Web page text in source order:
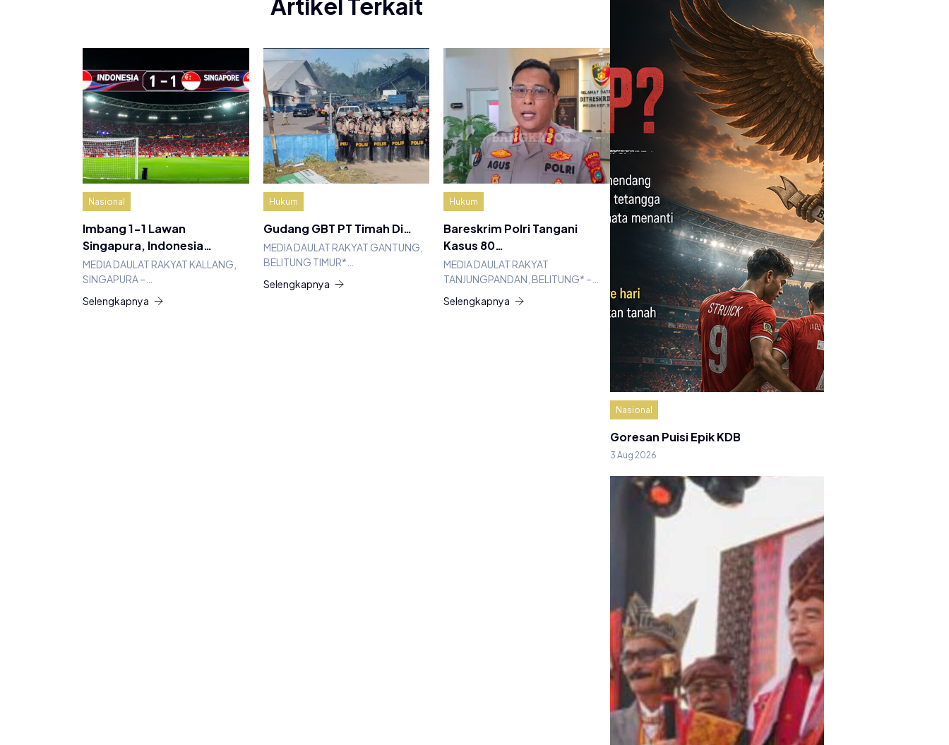
Nasional
Imbang 1-1 Lawan
Singapura, Indonesia…
MEDIA DAULAT RAKYAT KALLANG,
SINGAPURA –…
Selengkapnya
Hukum
Gudang GBT PT Timah Di…
MEDIA DAULAT RAKYAT GANTUNG,
BELITUNG TIMUR*…
Selengkapnya
Hukum
Bareskrim Polri Tangani
Kasus 80…
MEDIA DAULAT RAKYAT
TANJUNGPANDAN, BELITUNG* –…
Selengkapnya
Nasional
Goresan Puisi Epik KDB
3 Aug 2026